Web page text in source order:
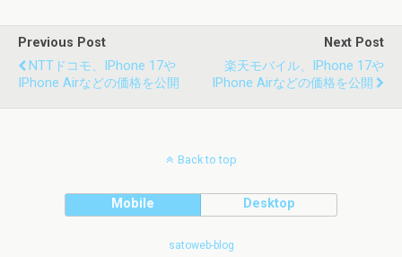
Previous Post
NTTドコモ、iPhone 17や
IPhone Airなどの価格を公開
Next Post
楽天モバイル、iPhone 17や
IPhone Airなどの価格を公開
Back to top
Mobile Desktop
satoweb-blog